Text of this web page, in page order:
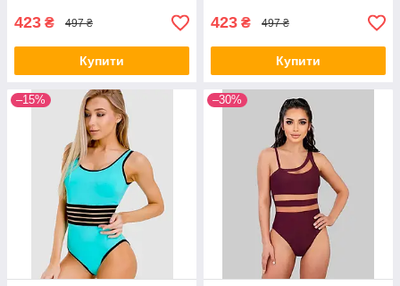
423 ₴ 497 ₴
Купити
423 ₴ 497 ₴
Купити
–15% –30%